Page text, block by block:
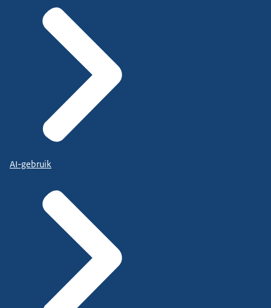
AI-gebruik